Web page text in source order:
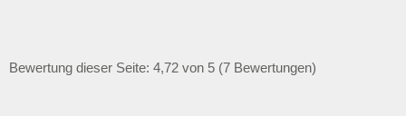
Bewertung dieser Seite: 4,72 von 5 (7 Bewertungen)